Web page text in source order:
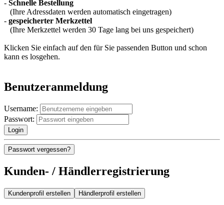
- Schnelle Bestellung
(Ihre Adressdaten werden automatisch eingetragen)
- gespeicherter Merkzettel
(Ihre Merkzettel werden 30 Tage lang bei uns gespeichert)
Klicken Sie einfach auf den für Sie passenden Button und schon
kann es losgehen.
Benutzeranmeldung
Username:
Passwort:
Kunden- / Händlerregistrierung